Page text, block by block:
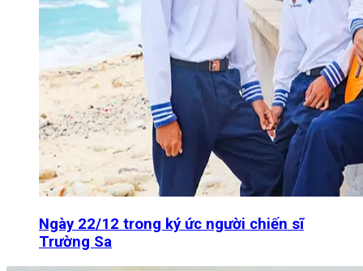
Ngày 22/12 trong ký ức người chiến sĩ
Trường Sa